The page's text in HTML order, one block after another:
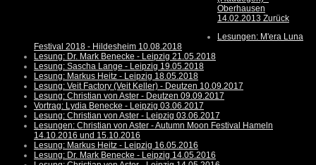
Oberhausen
14.02.2013 Zurück
Lesungen: M'era Luna
Festival 2018 - Hildesheim 10.08.2018
Lesung: Dr. Mark Benecke - Leipzig 21.05.2018
Lesung: Sascha Lange - Leipzig 19.05.2018
Lesung: Markus Heitz - Leipzig 18.05.2018
Lesung: Veit Factory (Veit Keller) - Deutzen 10.09.2017
Lesung: Christian von Aster - Deutzen 09.09.2017
Vortrag: Lydia Benecke - Leipzig 03.06.2017
Lesung: Christian von Aster - Leipzig 03.06.2017
Lesungen: Christian von Aster - Autumn Moon Festival Hameln
14.10.2016 und 15.10.2016
Lesung: Markus Heitz - Leipzig 16.05.2016
Lesung: Dr. Mark Benecke - Leipzig 14.05.2016